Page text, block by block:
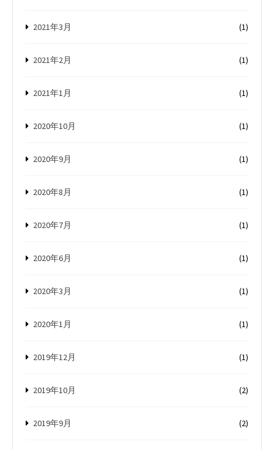
2021年3月 (1)
2021年2月 (1)
2021年1月 (1)
2020年10月 (1)
2020年9月 (1)
2020年8月 (1)
2020年7月 (1)
2020年6月 (1)
2020年3月 (1)
2020年1月 (1)
2019年12月 (1)
2019年10月 (2)
2019年9月 (2)